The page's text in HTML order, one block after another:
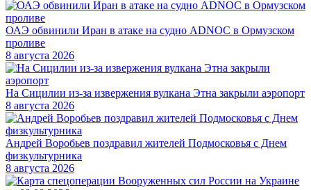
ОАЭ обвинили Иран в атаке на судно ADNOC в Ормузском
проливе
8 августа 2026
На Сицилии из-за извержения вулкана Этна закрыли аэропорт
8 августа 2026
Андрей Воробьев поздравил жителей Подмосковья с Днем
физкультурника
8 августа 2026